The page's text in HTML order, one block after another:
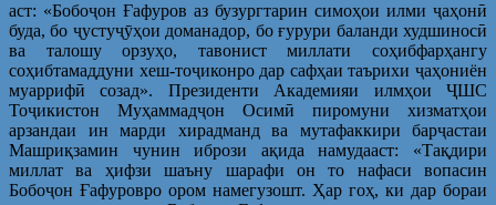
аст: «Бобоҷон Ғафуров аз бузургтарин симоҳои илми ҷаҳонӣ
буда, бо ҷустуҷӯҳои доманадор, бо ғурури баланди худшиносӣ
ва талошу орзуҳо, тавонист миллати соҳибфарҳангу
соҳибтамаддуни хеш-тоҷиконро дар сафҳаи таърихи ҷаҳониён
муаррифӣ созад». Президенти Академияи илмҳои ҶШС
Тоҷикистон Муҳаммадҷон Осимӣ пиромуни хизматҳои
арзандаи ин марди хирадманд ва мутафаккири барҷастаи
Машриқзамин чунин ибрози ақида намудааст: «Тақдири
миллат ва ҳифзи шаъну шарафи он то нафаси вопасин
Бобоҷон Ғафуровро ором намегузошт. Ҳар гоҳ, ки дар бораи